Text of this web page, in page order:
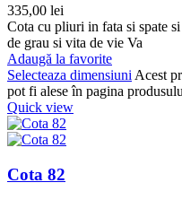
335,00 lei
Cota cu pliuri in fata si spate
de grau si vita de vie Va
Adaugă la favorite
Selecteaza dimensiuni Acest
pot fi alese în pagina
Quick view
Cota 82